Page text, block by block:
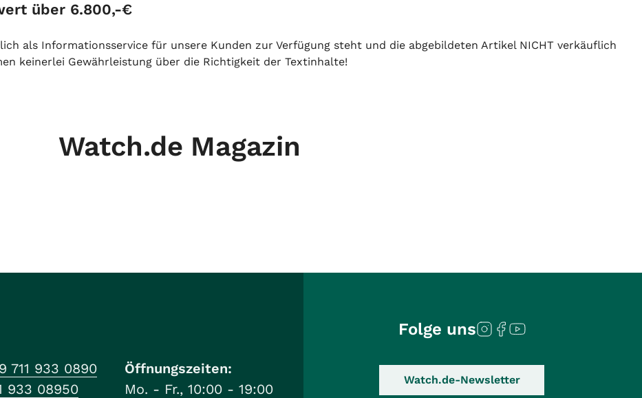
über 6.800,-€
als Informationsservice für unsere Kunden zur Verfügung steht und die abgebildeten Artikel NICHT verkäuflich
keinerlei Gewährleistung über die Richtigkeit der Textinhalte!
Watch.de Magazin
711 933 0890
933 08950
Öffnungszeiten:
Mo. - Fr., 10:00 - 19:00
Folge uns
Watch.de-Newsletter